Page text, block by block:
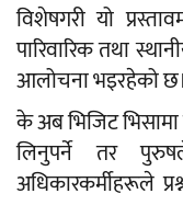
विशेषगरी यो
पारिवारिक तथा
आलोचना भइरहेको छ।
के अब भिजिट
लिनुपर्ने तर
अधिकारकर्मीहरूले